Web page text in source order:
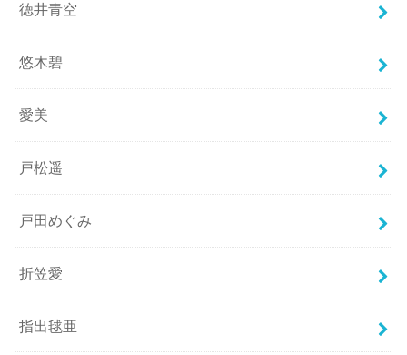
徳井青空
悠木碧
愛美
戸松遥
戸田めぐみ
折笠愛
指出毬亜